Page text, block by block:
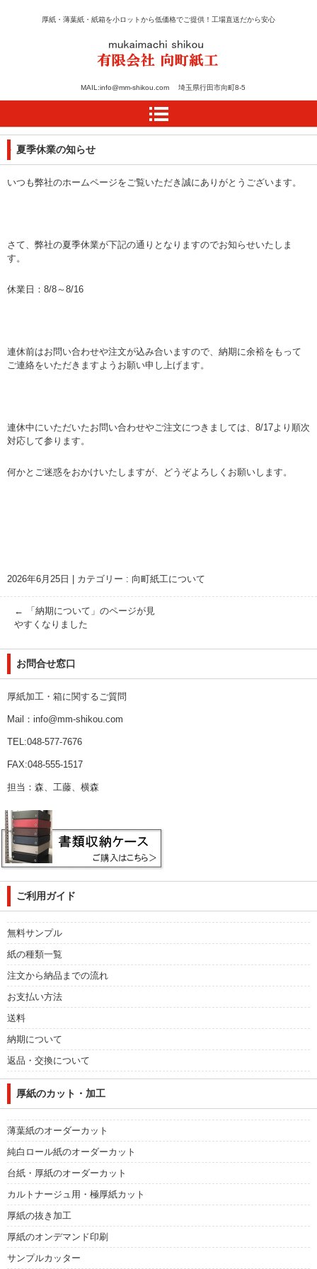
紙のカット・加工・箱の
設計は向町紙工
厚紙・薄葉紙・紙箱を小ロットから低価格でご提供！工場直送だから安心
MAIL:info@mm-shikou.com 埼玉県行田市向町8-5
夏季休業の知らせ
いつも弊社のホームページをご覧いただき誠にありがとうございます。
さて、弊社の夏季休業が下記の通りとなりますのでお知らせいたしま
す。
休業日：8/8～8/16
連休前はお問い合わせや注文が込み合いますので、納期に余裕をもって
ご連絡をいただきますようお願い申し上げます。
連休中にいただいたお問い合わせやご注文につきましては、8/17より順次
対応して参ります。
何かとご迷惑をおかけいたしますが、どうぞよろしくお願いします。
2026年6月25日 カテゴリー : 向町紙工について
←
「納期について」のページが見
やすくなりました
お問合せ窓口
厚紙加工・箱に関するご質問
Mail：info@mm-shikou.com
TEL:048-577-7676
FAX:048-555-1517
担当：森、工藤、横森
ご利用ガイド
無料サンプル
紙の種類一覧
注文から納品までの流れ
お支払い方法
送料
納期について
返品・交換について
厚紙のカット・加工
薄葉紙のオーダーカット
純白ロール紙のオーダーカット
台紙・厚紙のオーダーカット
カルトナージュ用・極厚紙カット
厚紙の抜き加工
厚紙のオンデマンド印刷
サンプルカッター